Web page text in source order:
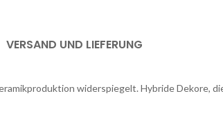
VERSAND UND LIEFERUNG
widerspiegelt. Hybride Dekore,